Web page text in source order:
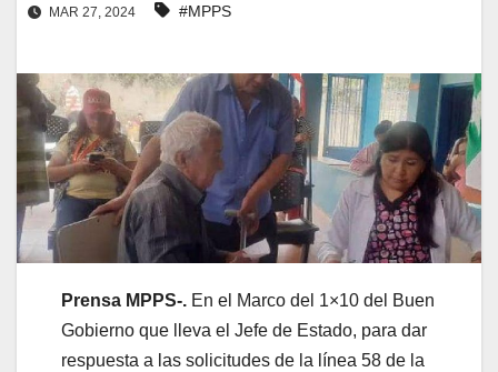
MAR 27, 2024 #MPPS
Prensa MPPS-. En el Marco del 1×10 del Buen
Gobierno que lleva el Jefe de Estado, para dar
respuesta a las solicitudes de la línea 58 de la